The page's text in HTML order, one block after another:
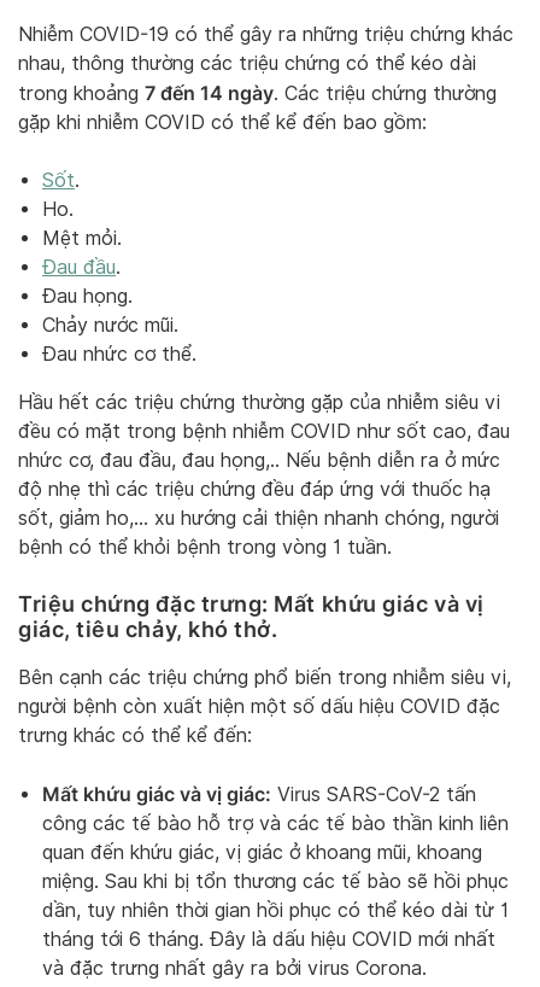
Nhiễm COVID-19 có thể gây ra những triệu chứng khác
nhau, thông thường các triệu chứng có thể kéo dài
trong khoảng 7 đến 14 ngày. Các triệu chứng thường
gặp khi nhiễm COVID có thể kể đến bao gồm:
Sốt.
Ho.
Mệt mỏi.
Đau đầu.
Đau họng.
Chảy nước mũi.
Đau nhức cơ thể.
Hầu hết các triệu chứng thường gặp của nhiễm siêu vi
đều có mặt trong bệnh nhiễm COVID như sốt cao, đau
nhức cơ, đau đầu, đau họng,.. Nếu bệnh diễn ra ở mức
độ nhẹ thì các triệu chứng đều đáp ứng với thuốc hạ
sốt, giảm ho,… xu hướng cải thiện nhanh chóng, người
bệnh có thể khỏi bệnh trong vòng 1 tuần.
Triệu chứng đặc trưng: Mất khứu giác và vị
giác, tiêu chảy, khó thở.
Bên cạnh các triệu chứng phổ biến trong nhiễm siêu vi,
người bệnh còn xuất hiện một số dấu hiệu COVID đặc
trưng khác có thể kể đến:
Mất khứu giác và vị giác: Virus SARS-CoV-2 tấn
công các tế bào hỗ trợ và các tế bào thần kinh liên
quan đến khứu giác, vị giác ở khoang mũi, khoang
miệng. Sau khi bị tổn thương các tế bào sẽ hồi phục
dần, tuy nhiên thời gian hồi phục có thể kéo dài từ 1
tháng tới 6 tháng. Đây là dấu hiệu COVID mới nhất
và đặc trưng nhất gây ra bởi virus Corona.